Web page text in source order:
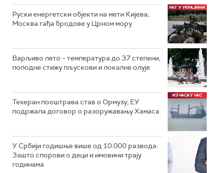
Руски енергетски објекти на мети Кијева;
Москва гађа бродове у Црном мору
Варљиво лето – температура до 37 степени,
поподне стижу пљускови и локалне олује
Техеран пооштрава став о Ормузу; ЕУ
подржала договор о разоружавању Хамаса
У Србији годишње више од 10.000 развода:
Зашто спорови о деци и имовини трају
годинама